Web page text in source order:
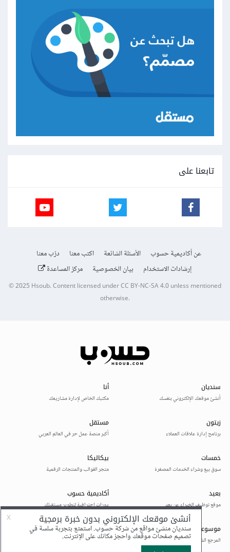
تابعنا على
عن أكاديمية حسوب الأسئلة الشائعة اكتب معنا
درّب معنا
إرشادات الاستخدام
بيان الخصوصية مركز المساعدة
© 2025Hsoub.Content licensed underCC BY-NC-SA 4.0unless mentioned
otherwise.